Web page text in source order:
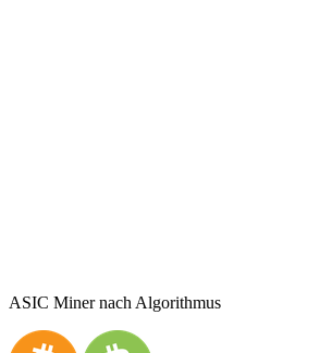
ASIC Miner nach Algorithmus